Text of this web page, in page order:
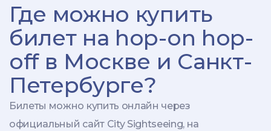
Где можно купить
билет на hop-on hop-
off в Москве и Санкт-
Петербурге?
Билеты можно купить онлайн через
официальный сайт City Sightseeing, на